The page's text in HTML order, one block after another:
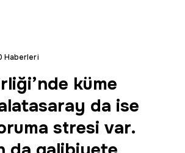
Haberleri
küme
da ise
stresi var.